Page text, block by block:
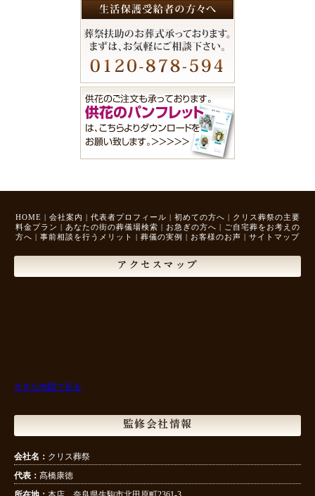
HOME | 会社案内 | 代表者プロフィール | 初めての方へ | クリス葬祭の主要
料金プラン | あなたの街の葬儀場検索 | お急ぎの方へ | ご自宅葬をお考えの
方へ | 事前相談を行うメリット | 葬儀の実例 | お客様のお声 | サイトマップ
アクセスマップ
大きな地図で見る
監修会社情報
会社名： クリス葬祭
代表： 髙橋康徳